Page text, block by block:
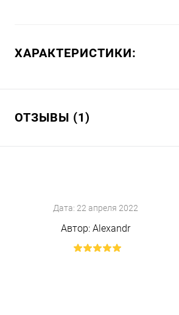
ХАРАКТЕРИСТИКИ:
ОТЗЫВЫ (1)
Дата: 22 апреля 2022
Автор:Alexandr